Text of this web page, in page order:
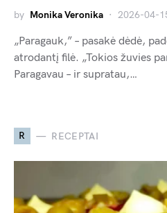
by Monika Veronika 2026-04-
„Paragauk,” – pasakė dėdė,
atrodantį filė. „Tokios žuvies
Paragavau – ir supratau,…
R RECEPTAI